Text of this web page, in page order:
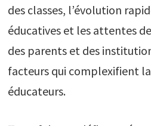
des classes, l’évolution
éducatives et les attentes
des parents et des
facteurs qui complexifient
éducateurs.